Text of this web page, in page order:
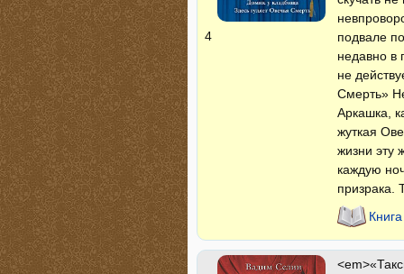
4
подвале
недавно в
не
Смерть»
Аркашка,
жуткая
жизни эту
каждую
призрака.